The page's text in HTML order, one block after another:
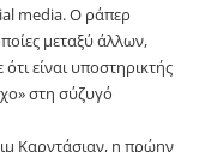
media. Ο ράπερ
μεταξύ άλλων,
είναι υποστηρικτής
στη σύζυγό
Καρντάσιαν, η πρώην